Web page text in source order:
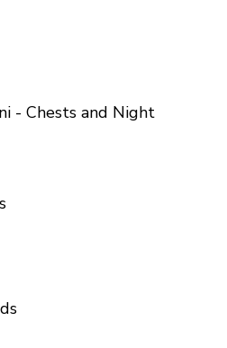
- Chests and Night